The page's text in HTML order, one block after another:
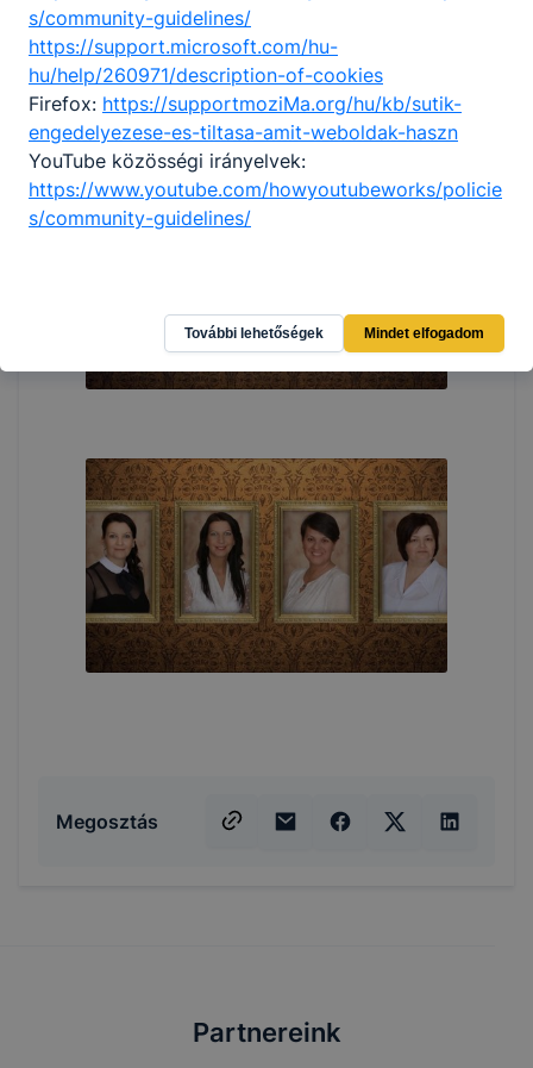
Megosztás
Partnereink
s/community-guidelines/
https://support.microsoft.com/hu-
hu/help/260971/description-of-cookies
Firefox: https://supportmoziMa.org/hu/kb/sutik-
engedelyezese-es-tiltasa-amit-weboldak-haszn
YouTube közösségi irányelvek:
https://www.youtube.com/howyoutubeworks/policie
s/community-guidelines/
További lehetőségek Mindet elfogadom